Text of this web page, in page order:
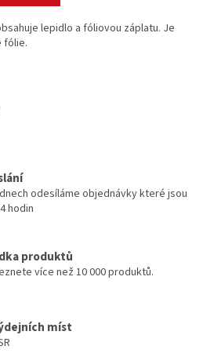
lepidlo a fóliovou záplatu. Je
fólie.
odesíláme objednávky které jsou
hodin
produktů
více než 10 000 produktů.
míst